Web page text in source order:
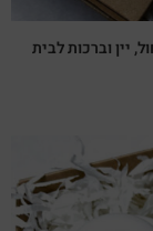
יין וברכות לבית